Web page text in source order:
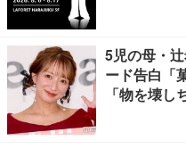
5児の母・
ード告白「
「物を壊し